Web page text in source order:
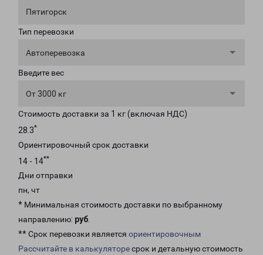
Пятигорск
Тип перевозки
Автоперевозка
Введите вес
От 3000 кг
Стоимость доставки за 1 кг (включая НДС)
28.3*
Ориентировочный срок доставки
14 - 14**
Дни отправки
пн, чт
* Минимальная стоимость доставки по выбранному
направлению: руб.
** Срок перевозки является ориентировочным
Рассчитайте в калькуляторесрок и детальную стоимость